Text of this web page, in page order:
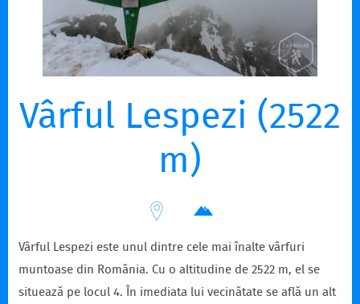
Vârful Lespezi (2522
m)
Vârful Lespezi este unul dintre cele mai înalte vârfuri
muntoase din România. Cu o altitudine de 2522 m, el se
situează pe locul 4. În imediata lui vecinătate se află un alt